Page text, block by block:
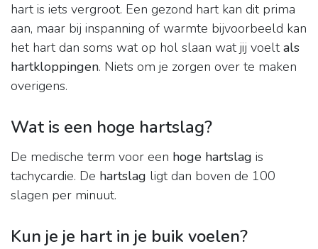
hart is iets vergroot. Een gezond hart kan dit prima
aan, maar bij inspanning of warmte bijvoorbeeld kan
het hart dan soms wat op hol slaan wat jij voeltals
hartkloppingen. Niets om je zorgen over te maken
overigens.
Wat is een hoge hartslag?
De medische term voor een hoge hartslag is
tachycardie. De hartslag ligt dan boven de 100
slagen per minuut.
Kun je je hart in je buik voelen?